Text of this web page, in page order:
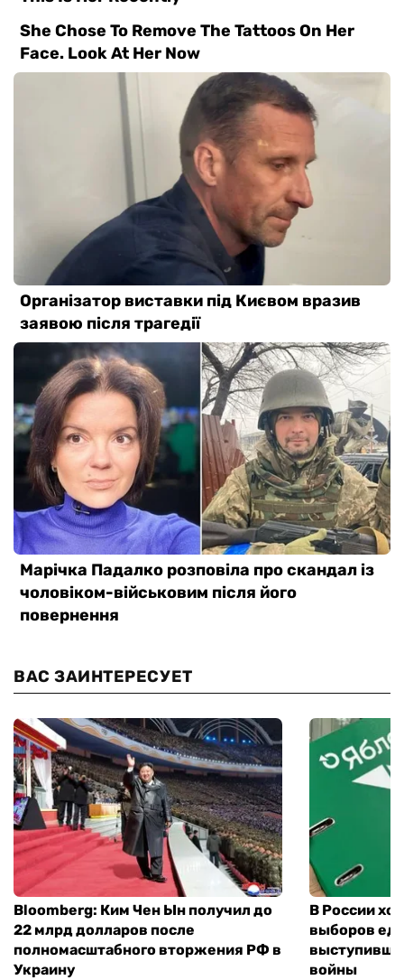
ВАС ЗАИНТЕРЕСУЕТ
Bloomberg: Ким Чен Ын получил до
22 млрд долларов после
полномасштабного вторжения РФ в
Украину
В России
выборов
войны